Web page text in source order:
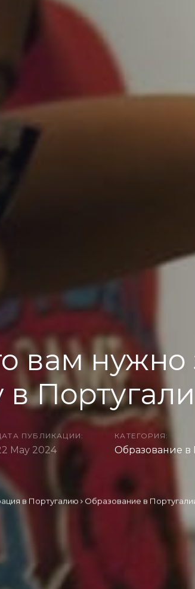
вам нужно
в
ПУБЛИКАЦИИ:
May 2024
КАТЕГОРИЯ:
Образование в
в Португалию Образование в